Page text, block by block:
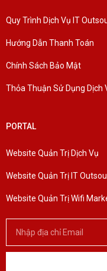
Quy Trình Dịch Vụ IT
Hướng Dẫn Thanh Toán
Chính Sách Bảo Mật
Thỏa Thuận Sử Dụng Dịch
PORTAL
Website Quản Trị Dịch Vụ
Website Quản Trị IT
Website Quản Trị Wifi